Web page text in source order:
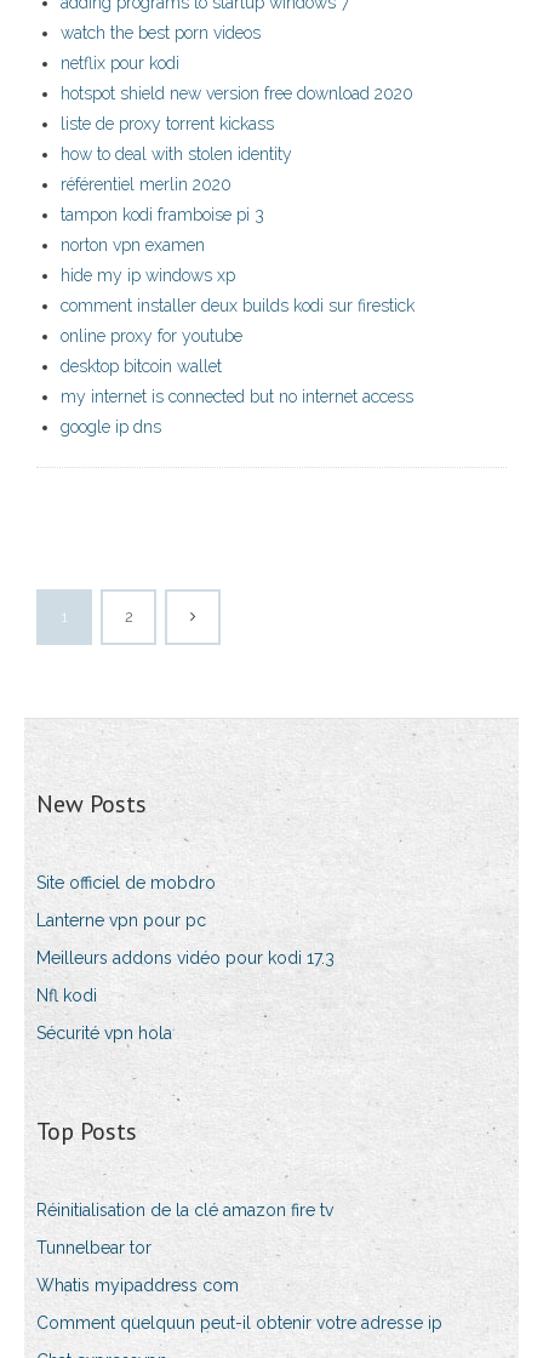
watch the best porn videos
netflix pour kodi
hotspot shield new version free download 2020
liste de proxy torrent kickass
how to deal with stolen identity
référentiel merlin 2020
tampon kodi framboise pi 3
norton vpn examen
hide my ip windows xp
comment installer deux builds kodi sur firestick
online proxy for youtube
desktop bitcoin wallet
my internet is connected but no internet access
google ip dns
1 2
New Posts
Site officiel de mobdro
Lanterne vpn pour pc
Meilleurs addons vidéo pour kodi 17.3
Nfl kodi
Sécurité vpn hola
Top Posts
Réinitialisation de la clé amazon fire tv
Tunnelbear tor
Whatis myipaddress com
Comment quelquun peut-il obtenir votre adresse ip